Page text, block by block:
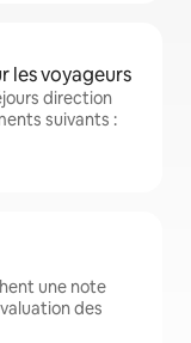
les voyageurs
direction
suivants :
une note
des